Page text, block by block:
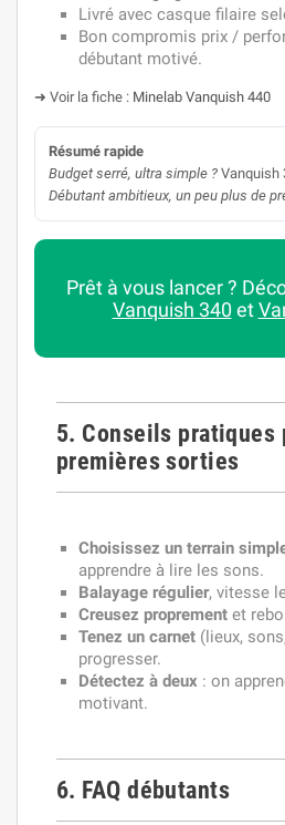
Livré avec casque filaire
Bon compromis prix /
débutant motivé.
➜ Voir la fiche : Minelab Vanquish 440
Résumé rapide
Budget serré, ultra simple ? Vanquish
Débutant ambitieux, un peu plus de
Prêt à vous lancer ?
Vanquish 340et
5. Conseils pratiques
premières sorties
Choisissez un terrain
apprendre à lire les sons.
Balayage régulier, vitesse
Creusez proprement et
Tenez un carnet (lieux,
progresser.
Détectez à deux : on
motivant.
6. FAQ débutants